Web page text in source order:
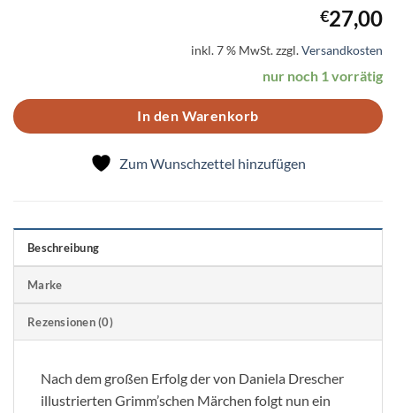
€27,00
inkl. 7 % MwSt.zzgl.Versandkosten
nur noch 1 vorrätig
In den Warenkorb
Zum Wunschzettel hinzufügen
Beschreibung
Marke
Rezensionen (0)
Nach dem großen Erfolg der von Daniela Drescher
illustrierten Grimm’schen Märchen folgt nun ein